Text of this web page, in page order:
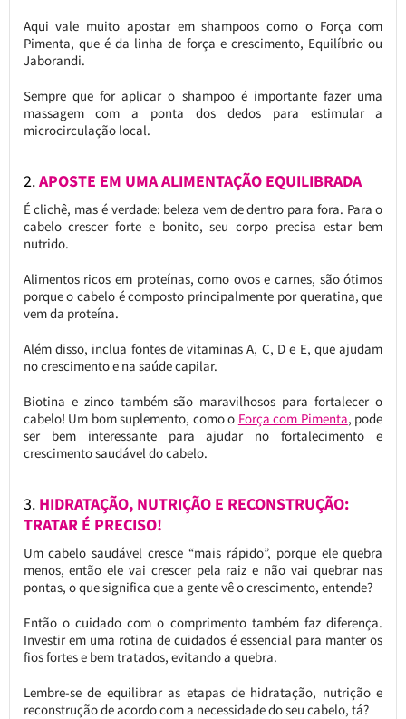
Aqui vale muito apostar em shampoos como o Força com
Pimenta, que é da linha de força e crescimento, Equilíbrio ou
Jaborandi.
Sempre que for aplicar o shampoo é importante fazer uma
massagem com a ponta dos dedos para estimular a
microcirculação local.
2.APOSTE EM UMA ALIMENTAÇÃO EQUILIBRADA
É clichê, mas é verdade: beleza vem de dentro para fora. Para o
cabelo crescer forte e bonito, seu corpo precisa estar bem
nutrido.
Alimentos ricos em proteínas, como ovos e carnes, são ótimos
porque o cabelo é composto principalmente por queratina, que
vem da proteína.
Além disso, inclua fontes de vitaminas A, C, D e E, que ajudam
no crescimento e na saúde capilar.
Biotina e zinco também são maravilhosos para fortalecer o
cabelo! Um bom suplemento, como o Força com Pimenta, pode
ser bem interessante para ajudar no fortalecimento e
crescimento saudável do cabelo.
3. HIDRATAÇÃO, NUTRIÇÃO E RECONSTRUÇÃO:
TRATAR É PRECISO!
Um cabelo saudável cresce “mais rápido”, porque ele quebra
menos, então ele vai crescer pela raiz e não vai quebrar nas
pontas, o que significa que a gente vê o crescimento, entende?
Então o cuidado com o comprimento também faz diferença.
Investir em uma rotina de cuidados é essencial para manter os
fios fortes e bem tratados, evitando a quebra.
Lembre-se de equilibrar as etapas de hidratação, nutrição e
reconstrução de acordo com a necessidade do seu cabelo, tá?